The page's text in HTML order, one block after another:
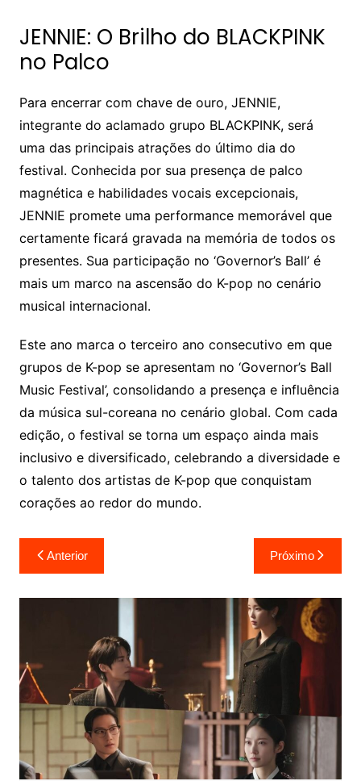
JENNIE: O Brilho do BLACKPINK
no Palco
Para encerrar com chave de ouro, JENNIE,
integrante do aclamado grupo BLACKPINK, será
uma das principais atrações do último dia do
festival. Conhecida por sua presença de palco
magnética e habilidades vocais excepcionais,
JENNIE promete uma performance memorável que
certamente ficará gravada na memória de todos os
presentes. Sua participação no ‘Governor’s Ball’ é
mais um marco na ascensão do K-pop no cenário
musical internacional.
Este ano marca o terceiro ano consecutivo em que
grupos de K-pop se apresentam no ‘Governor’s Ball
Music Festival’, consolidando a presença e influência
da música sul-coreana no cenário global. Com cada
edição, o festival se torna um espaço ainda mais
inclusivo e diversificado, celebrando a diversidade e
o talento dos artistas de K-pop que conquistam
corações ao redor do mundo.
Navegação
de
Post
Anterior Próximo